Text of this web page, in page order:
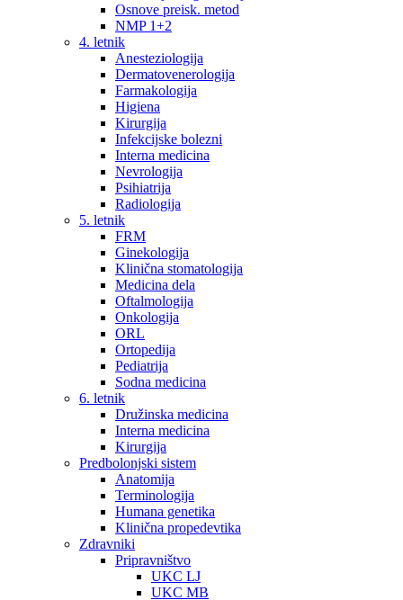
Osnove preisk. metod
NMP 1+2
4. letnik
Anesteziologija
Dermatovenerologija
Farmakologija
Higiena
Kirurgija
Infekcijske bolezni
Interna medicina
Nevrologija
Psihiatrija
Radiologija
5. letnik
FRM
Ginekologija
Klinična stomatologija
Medicina dela
Oftalmologija
Onkologija
ORL
Ortopedija
Pediatrija
Sodna medicina
6. letnik
Družinska medicina
Interna medicina
Kirurgija
Predbolonjski sistem
Anatomija
Terminologija
Humana genetika
Klinična propedevtika
Zdravniki
Pripravništvo
UKC LJ
UKC MB